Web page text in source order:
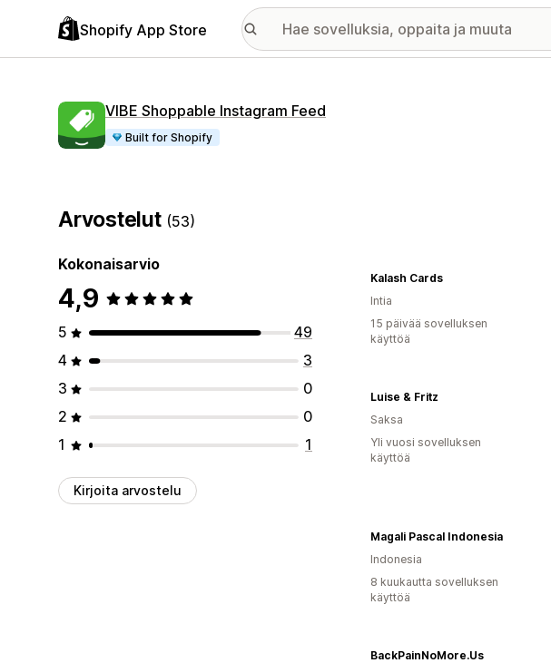
Shopify App Store
VIBE Shoppable Instagram Feed
Built for Shopify
Arvostelut (53)
Kokonaisarvio
4,9
5
49
4
3
3
0
2
0
1
1
Kirjoita arvostelu
Kalash Cards
Intia
15 päivää sovelluksen
käyttöä
Luise & Fritz
Saksa
Yli vuosi sovelluksen
käyttöä
Magali Pascal Indonesia
Indonesia
8 kuukautta sovelluksen
käyttöä
BackPainNoMore.Us